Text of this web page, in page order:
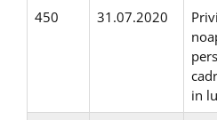
450
31.07.2020
in